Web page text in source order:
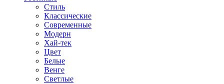
Стиль
Классические
Современные
Модерн
Хай-тек
Цвет
Белые
Венге
Светлые